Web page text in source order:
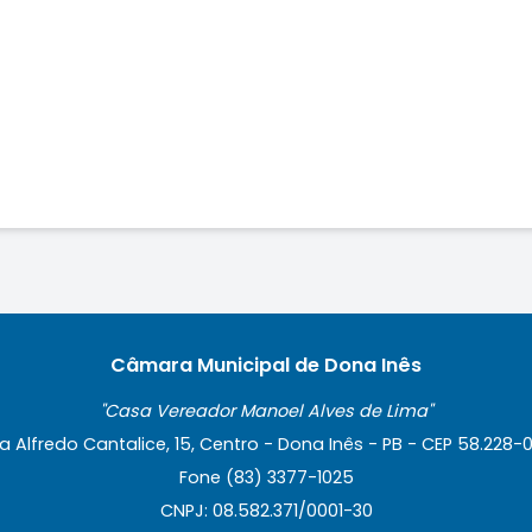
Câmara Municipal de Dona Inês
"Casa Vereador Manoel Alves de Lima"
Alfredo Cantalice, 15, Centro - Dona Inês - PB - CEP 58.228-
Fone (83) 3377-1025
CNPJ: 08.582.371/0001-30